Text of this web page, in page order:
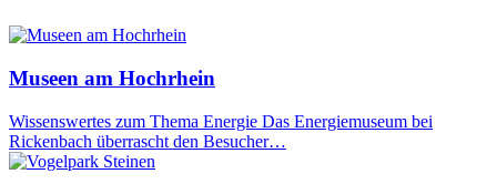
Museen am Hochrhein
Wissenswertes zum Thema Energie Das Energiemuseum bei
Rickenbach überrascht den Besucher…